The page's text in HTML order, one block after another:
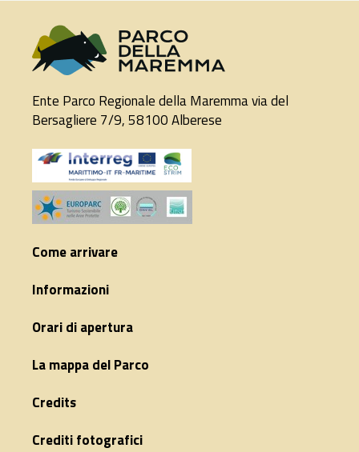
Ente Parco Regionale della Maremma via del
Bersagliere 7/9, 58100 Alberese
Come arrivare
Informazioni
Orari di apertura
La mappa del Parco
Credits
Crediti fotografici